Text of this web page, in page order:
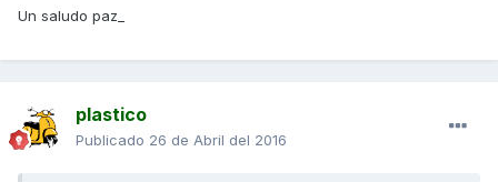
Un saludo paz_
plastico
Publicado 26 de Abril del 2016